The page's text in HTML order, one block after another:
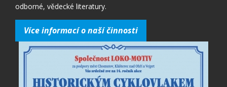
odborné, vědecké literatury.
Více informací o naší činnosti